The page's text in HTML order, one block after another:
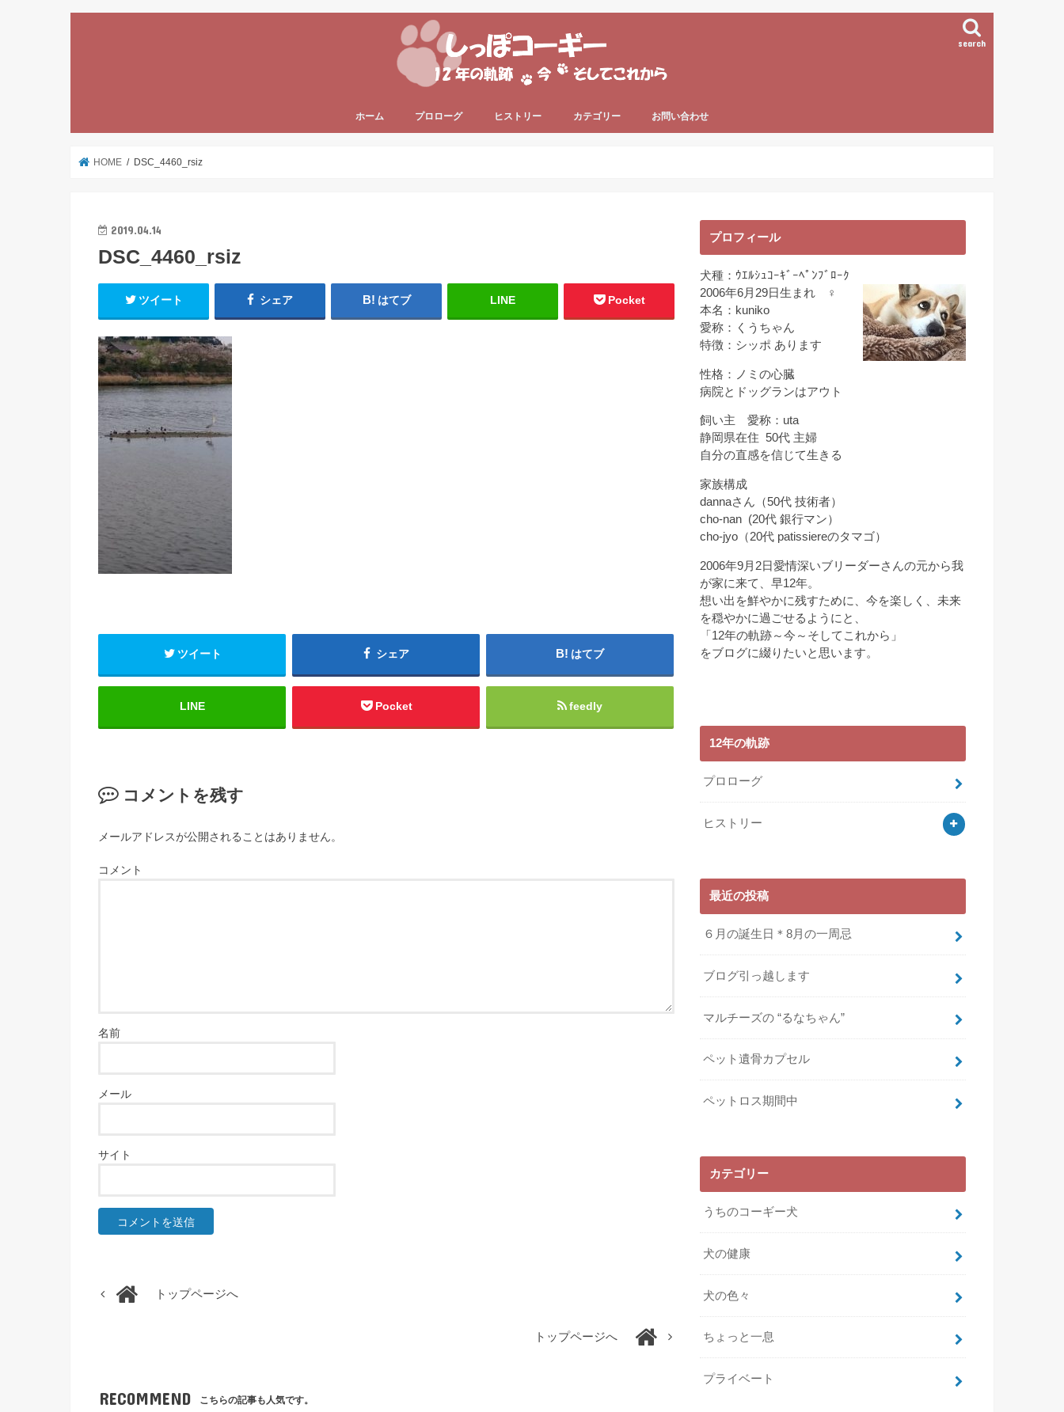
search
ホーム プロローグ ヒストリー カテゴリー お問い合わせ
HOME DSC_4460_rsiz
2019.04.14
DSC_4460_rsiz
ツイート シェア はてブ LINE Pocket
ツイート シェア はてブ
LINE Pocket feedly
コメントを残す
メールアドレスが公開されることはありません。
コメント
名前
メール
サイト
トップページへ
トップページへ
RECOMMEND こちらの記事も人気です。
プロフィール
犬種：ｳｴﾙｼｭｺｰｷﾞｰﾍﾟﾝﾌﾞﾛｰｸ
2006年6月29日生まれ ♀
本名：kuniko
愛称：くうちゃん
特徴：シッポ あります
性格：ノミの心臓
病院とドッグランはアウト
飼い主 愛称：uta
静岡県在住 50代 主婦
自分の直感を信じて生きる
家族構成
dannaさん（50代 技術者）
cho-nan (20代 銀行マン）
cho-jyo（20代 patissiereのタマゴ）
2006年9月2日愛情深いブリーダーさんの元から我
が家に来て、早12年。
想い出を鮮やかに残すために、今を楽しく、未来
を穏やかに過ごせるようにと、
「12年の軌跡～今～そしてこれから」
をブログに綴りたいと思います。
12年の軌跡
プロローグ
ヒストリー
最近の投稿
６月の誕生日＊8月の一周忌
ブログ引っ越します
マルチーズの “るなちゃん”
ペット遺骨カプセル
ペットロス期間中
カテゴリー
うちのコーギー犬
犬の健康
犬の色々
ちょっと一息
プライベート